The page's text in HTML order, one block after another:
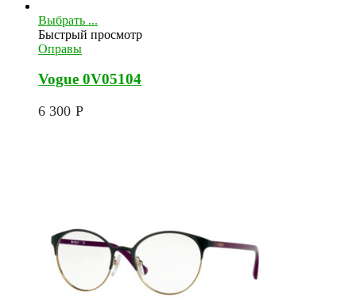
Выбрать ...
Быстрый просмотр
Оправы
Vogue 0V05104
6 300 Р